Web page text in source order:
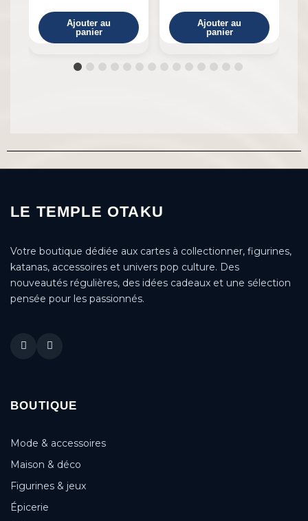
Ajouter au
panier
Ajouter au
panier
LE TEMPLE OTAKU
Votre boutique dédiée aux cartes à collectionner, figurines,
katanas, accessoires et univers pop culture. Des
nouveautés régulières, des idées cadeaux et une sélection
pensée pour les passionnés.
BOUTIQUE
Mode & accessoires
Maison & déco
Figurines & jeux
Épicerie